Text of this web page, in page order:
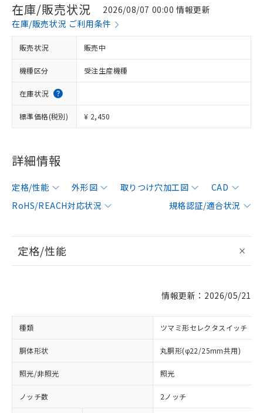
在庫/販売状況
2026/08/07 00:00 情報更新
在庫/販売状況 ご利用条件
販売状況 販売中
機種区分 受注生産機種
在庫状況
標準価格(税別) ¥ 2,450
詳細情報
定格/性能 外形図 取りつけ穴加工図
CAD
RoHS/REACH対応状況
規格認証/適合状況
定格/性能
情報更新：2026/05/21
種類 ツマミ形セレクタスイッチ
胴体形状 丸胴形(φ22/25mm共用)
照光/非照光 照光
ノッチ数 2ノッチ